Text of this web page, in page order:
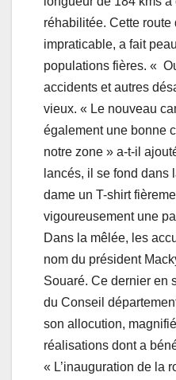
réhabilitée. Cette route
impraticable, a fait
populations fières. «
accidents et autres
vieux. « Le nouveau
également une bonne
notre zone » a-t-il
lancés, il se fond dans
dame un T-shirt
vigoureusement une
Dans la mêlée, les
nom du président
Souaré. Ce dernier en
du Conseil
son allocution,
réalisations dont a
« L’inauguration de la